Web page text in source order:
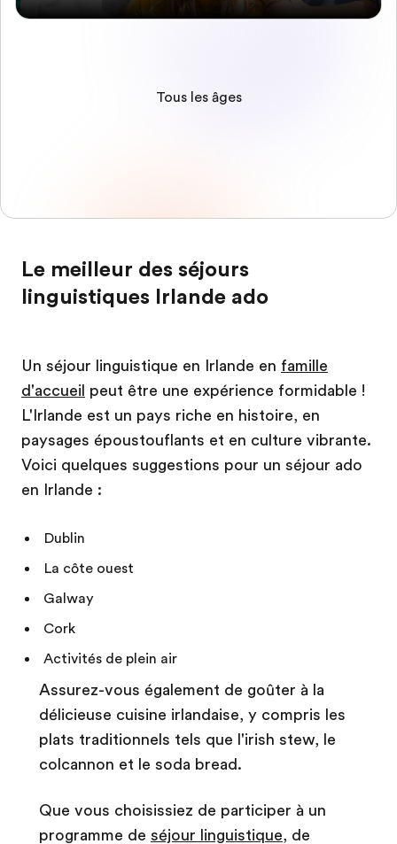
Tous les âges
Le meilleur des séjours
linguistiques Irlande ado
Un séjour linguistique en Irlande en famille
d'accueil peut être une expérience formidable !
L'Irlande est un pays riche en histoire, en
paysages époustouflants et en culture vibrante.
Voici quelques suggestions pour un séjour ado
en Irlande :
Dublin
La côte ouest
Galway
Cork
Activités de plein air
Assurez-vous également de goûter à la
délicieuse cuisine irlandaise, y compris les
plats traditionnels tels que l'irish stew, le
colcannon et le soda bread.
Que vous choisissiez de participer à un
programme de séjour linguistique, de